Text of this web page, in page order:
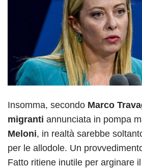
Insomma, secondo Marco
migranti annunciata in pompa
Meloni, in realtà sarebbe
per le allodole. Un
Fatto ritiene inutile per arginare